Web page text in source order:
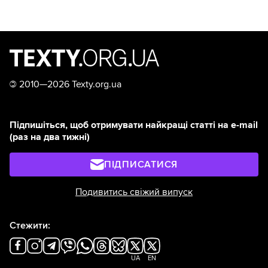
© 2010—2026 Texty.org.ua
Підпишіться, щоб отримувати найкращі статті на e-mail
(раз на два тижні)
ПІДПИСАТИСЯ
Подивитись свіжий випуск
Стежити:
UA EN